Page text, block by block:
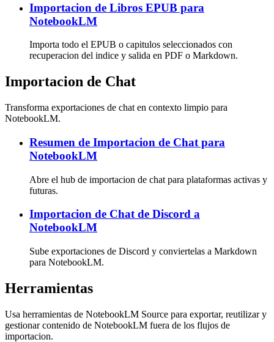
Importacion de Libros EPUB para
NotebookLM
Importa todo el EPUB o capitulos seleccionados con
recuperacion del indice y salida en PDF o Markdown.
Importacion de Chat
Transforma exportaciones de chat en contexto limpio para
NotebookLM.
Resumen de Importacion de Chat para
NotebookLM
Abre el hub de importacion de chat para plataformas activas y
futuras.
Importacion de Chat de Discord a
NotebookLM
Sube exportaciones de Discord y conviertelas a Markdown
para NotebookLM.
Herramientas
Usa herramientas de NotebookLM Source para exportar, reutilizar y
gestionar contenido de NotebookLM fuera de los flujos de
importacion.